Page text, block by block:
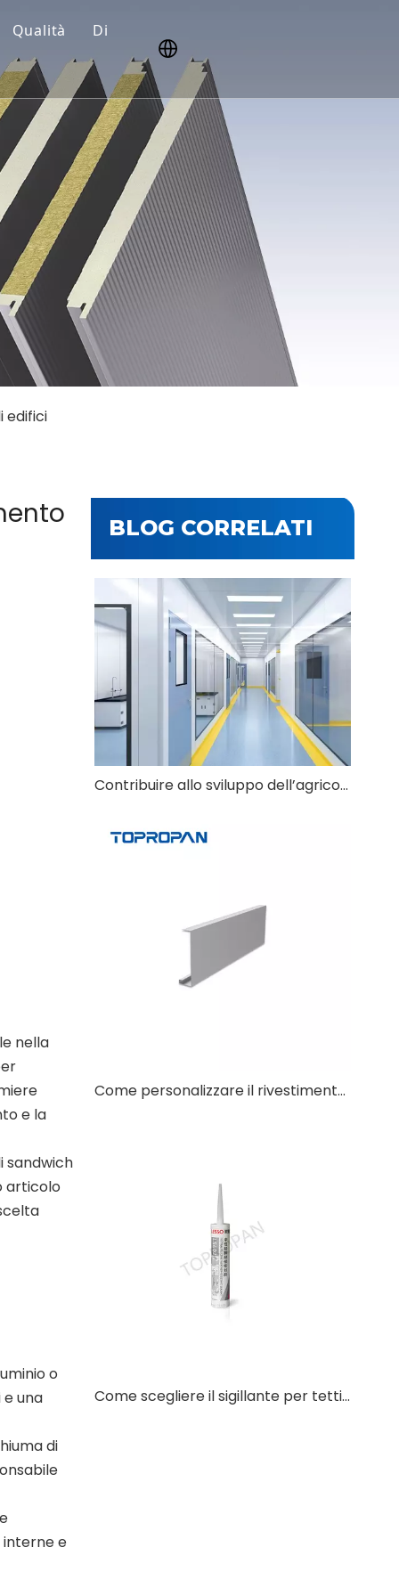
Qualità
Sicurezza
Ricerca e sviluppo
Di
edifici
nella
e la
sandwich
articolo
o
una
di
e
BLOG CORRELATI
Contribuire allo sviluppo dell’agricoltura e della zootecnia moderne
Come personalizzare il rivestimento del timpano del tetto per angoli del tetto non standard?
Come scegliere il sigillante per tetti resistente ai raggi UV per sistemi di tetti in metallo?